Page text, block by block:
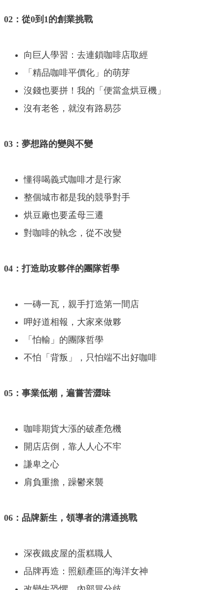
02：從0到1的創業挑戰
向巨人學習：去連鎖咖啡店取經
「精品咖啡平價化」的萌芽
沒錢也要拼！我的「便當盒烘豆機」
沒有老爸，就沒有路易莎
03：夢想路的變與不變
懂得喝義式咖啡才是行家
整個城市都是我的競爭對手
烘豆廠也要孟母三遷
對咖啡的執念，從不改變
04：打造助攻夥伴的團隊哲學
一磚一瓦，親手打造第一間店
呷好道相報，大家來做夥
「怕輸」的團隊哲學
不怕「背叛」，只怕端不出好咖啡
05：事業低潮，遍嘗苦澀味
咖啡期貨大漲的破產危機
開店店倒，靠人人心不牢
謙卑之心
肩負重擔，躁鬱來襲
06：品牌新生，領導者的溝通挑戰
深夜鐵皮屋的蛋糕職人
品牌再造：照顧產區的海洋女神